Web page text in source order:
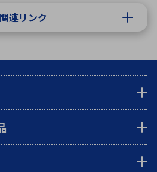
関連リンク